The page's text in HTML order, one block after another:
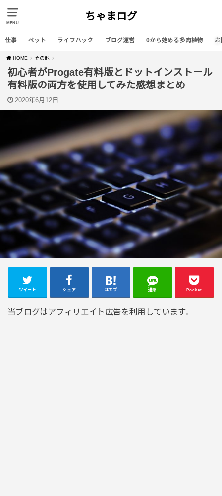
MENU
ちゃまログ
仕事 ペット ライフハック ブログ運営 0から始める多肉植物 お
HOME その他
初心者がProgate有料版とドットインストール
有料版の両方を使用してみた感想まとめ
2020年6月12日
ツイート シェア はてブ 送る Pocket
当ブログはアフィリエイト広告を利用しています。